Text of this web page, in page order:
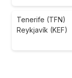
Tenerife (TFN)
Reykjavík (KEF)